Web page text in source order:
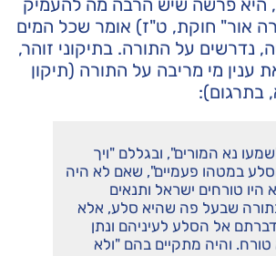
היא פרשה שיש הרבה מה להעמיק
אור" חוקת, ט"ז) אומר שכל המים
נדרשים על התורה. בתיקוני זוהר,
ענין מי מריבה על התורה (תיקון
בתרגום):
נא המורים", ובגללם "ויך
במטהו פעמיים", שאם לא היה
טורחים ישראל ותנאים
שבעל פה שהיא סלע, אלא
אל הסלע לעיניהם ונתן
טורח. והיה מתקיים בהם "ולא